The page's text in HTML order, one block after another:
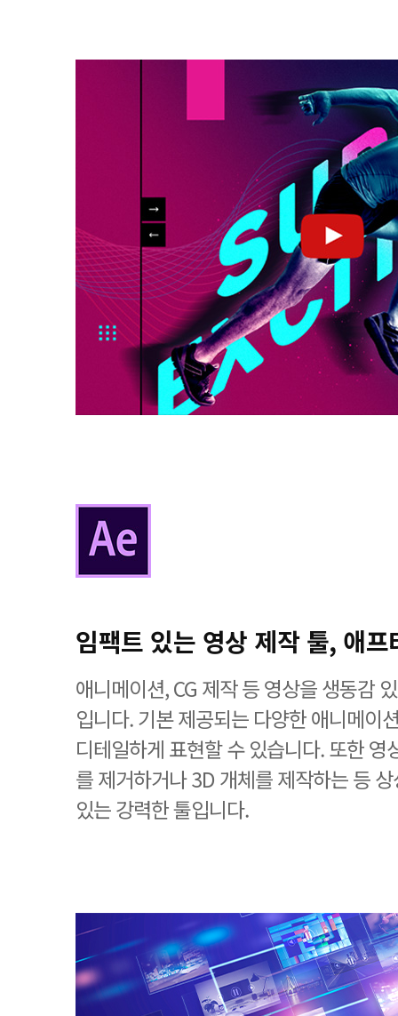
임팩트 있는 영상 제작 툴, 애프
애니메이션, CG 제작 등 영상을 생동감
입니다. 기본 제공되는 다양한 애니메이
디테일하게 표현할 수 있습니다. 또한 영
를 제거하거나 3D 개체를 제작하는 등
있는 강력한 툴입니다.